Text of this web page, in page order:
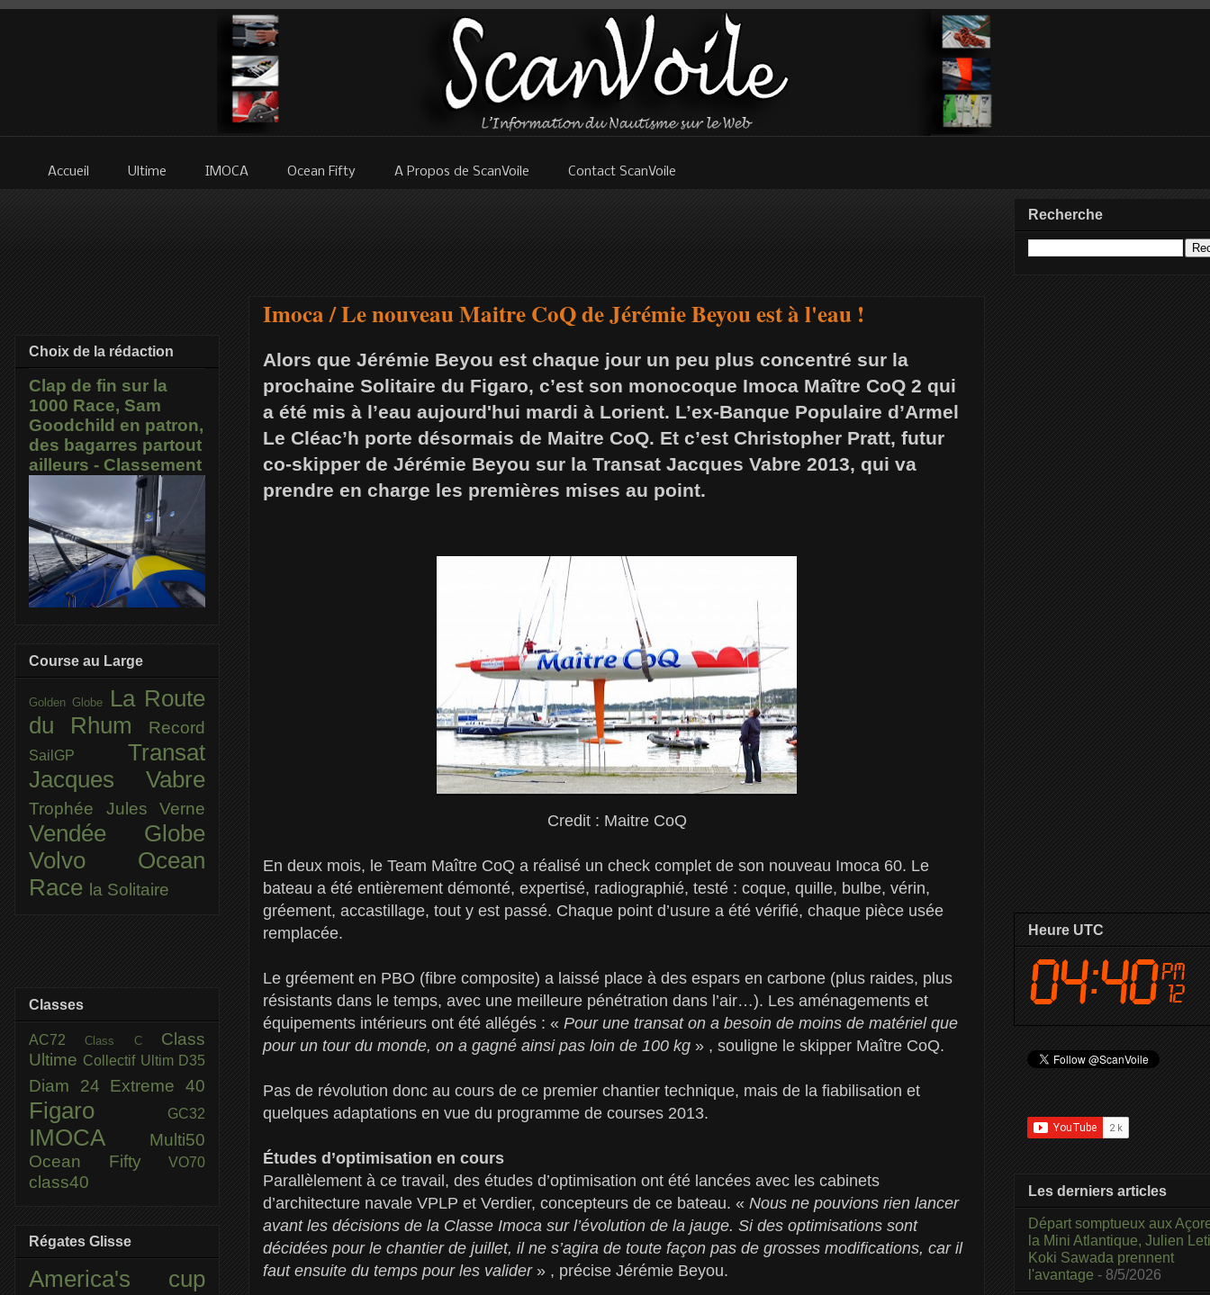
Accueil Ultime IMOCA Ocean Fifty A Propos de ScanVoile Contact ScanVoile
Imoca / Le nouveau Maitre CoQ de Jérémie Beyou est à l'eau !
Alors que Jérémie Beyou est chaque jour un peu plus concentré sur la
prochaine Solitaire du Figaro, c’est son monocoque Imoca Maître CoQ 2 qui
a été mis à l’eau aujourd'hui mardi à Lorient. L’ex-Banque Populaire d’Armel
Le Cléac’h porte désormais de Maitre CoQ. Et c’est Christopher Pratt, futur
co-skipper de Jérémie Beyou sur la Transat Jacques Vabre 2013, qui va
prendre en charge les premières mises au point.
Credit : Maitre CoQ
En deux mois, le Team Maître CoQ a réalisé un check complet de son nouveau Imoca 60. Le
bateau a été entièrement démonté, expertisé, radiographié, testé : coque, quille, bulbe, vérin,
gréement, accastillage, tout y est passé. Chaque point d’usure a été vérifié, chaque pièce usée
remplacée.
Le gréement en PBO (fibre composite) a laissé place à des espars en carbone (plus raides, plus
résistants dans le temps, avec une meilleure pénétration dans l’air…). Les aménagements et
équipements intérieurs ont été allégés : « Pour une transat on a besoin de moins de matériel que
pour un tour du monde, on a gagné ainsi pas loin de 100 kg » , souligne le skipper Maître CoQ.
Pas de révolution donc au cours de ce premier chantier technique, mais de la fiabilisation et
quelques adaptations en vue du programme de courses 2013.
Études d’optimisation en cours
Parallèlement à ce travail, des études d’optimisation ont été lancées avec les cabinets
d’architecture navale VPLP et Verdier, concepteurs de ce bateau. « Nous ne pouvions rien lancer
avant les décisions de la Classe Imoca sur l’évolution de la jauge. Si des optimisations sont
décidées pour le chantier de juillet, il ne s’agira de toute façon pas de grosses modifications, car il
faut ensuite du temps pour les valider» , précise Jérémie Beyou.
Choix de la rédaction
Clap de fin sur la
1000 Race, Sam
Goodchild en patron,
des bagarres partout
ailleurs - Classement
Course au Large
Golden Globe
La Route
du Rhum
Record
SailGP Transat
Jacques Vabre
Trophée Jules Verne
Vendée Globe
Volvo Ocean
Race la Solitaire
Classes
AC72Class C Class
Ultime Collectif Ultim D35
Diam 24 Extreme 40
Figaro GC32
IMOCA
Multi50
Ocean Fifty
VO70
class40
Régates Glisse
America's cup
Recherche
Heure UTC
Les derniers articles
Départ somptueux aux
la Mini Atlantique, Julien
Koki Sawada prennent
l'avantage - 8/5/2026